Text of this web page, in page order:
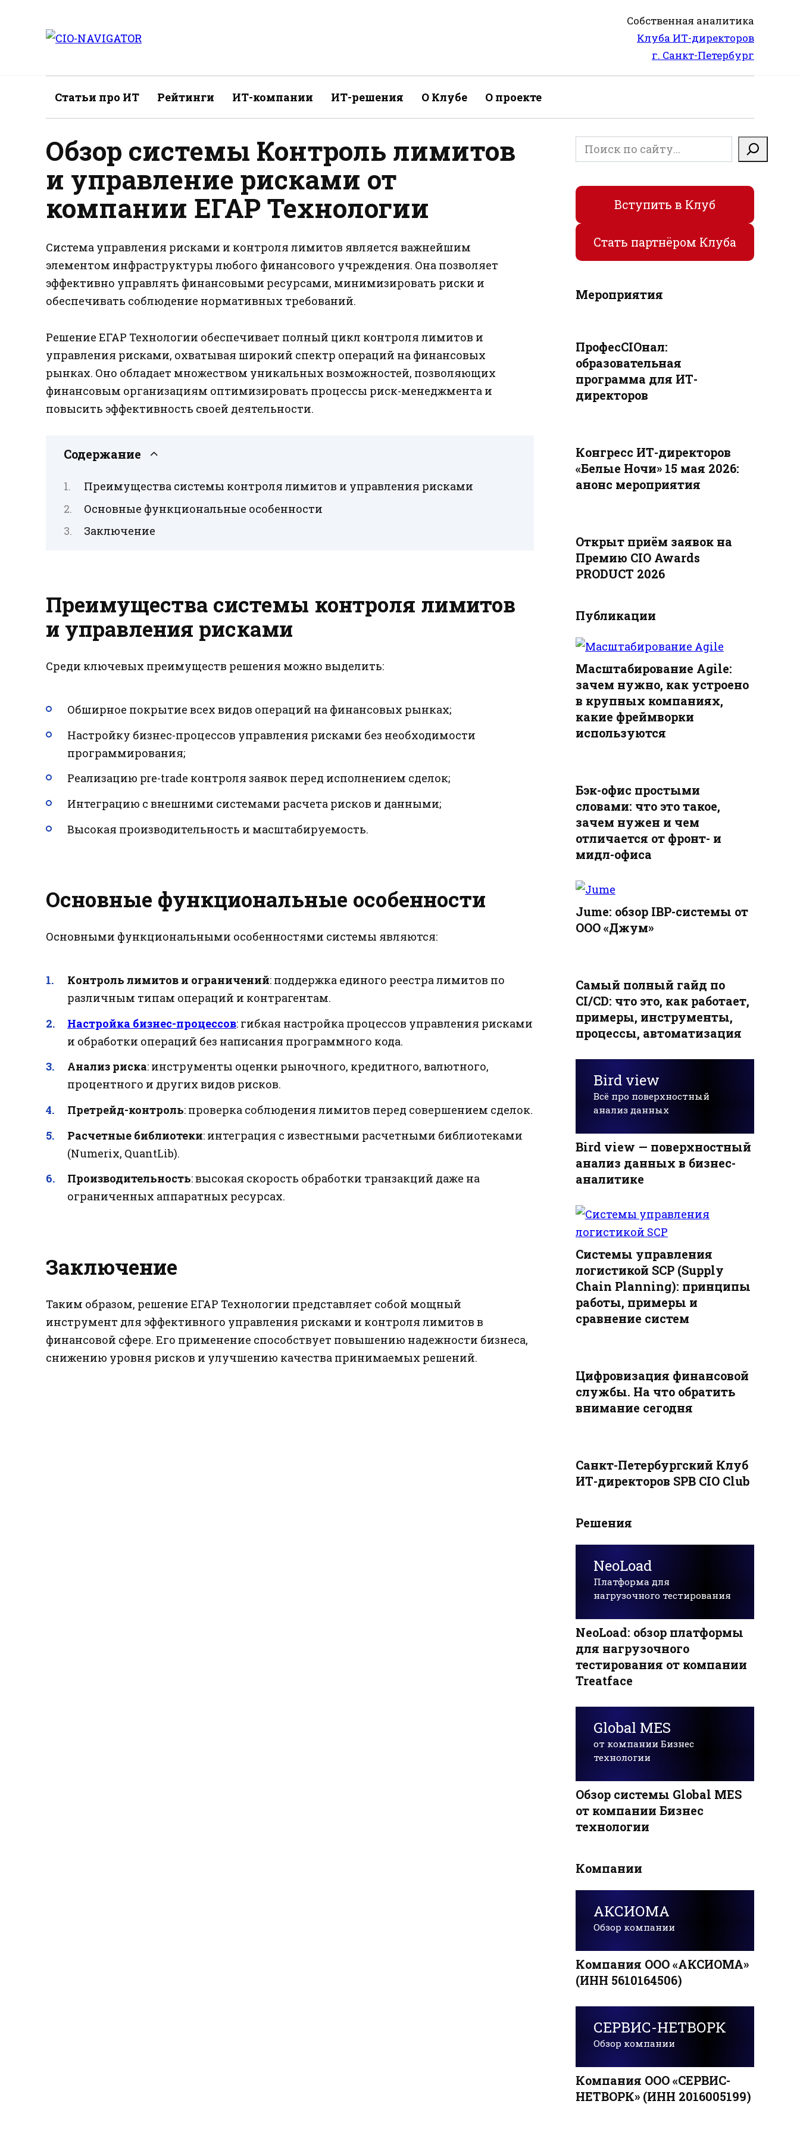
содержанию
Собственная аналитика
Клуба ИТ-директоров
г. Санкт-Петербург
Статьи про ИТ Рейтинги ИТ-компании ИТ-решения О Клубе О проекте
Обзор системы Контроль лимитов
и управление рисками от
компании ЕГАР Технологии
Система управления рисками и контроля лимитов является важнейшим
элементом инфраструктуры любого финансового учреждения. Она позволяет
эффективно управлять финансовыми ресурсами, минимизировать риски и
обеспечивать соблюдение нормативных требований.
Решение ЕГАР Технологии обеспечивает полный цикл контроля лимитов и
управления рисками, охватывая широкий спектр операций на финансовых
рынках. Оно обладает множеством уникальных возможностей, позволяющих
финансовым организациям оптимизировать процессы риск-менеджмента и
повысить эффективность своей деятельности.
Содержание
Преимущества системы контроля лимитов и управления рисками
Основные функциональные особенности
Заключение
Преимущества системы контроля лимитов
и управления рисками
Среди ключевых преимуществ решения можно выделить:
Обширное покрытие всех видов операций на финансовых рынках;
Настройку бизнес-процессов управления рисками без необходимости
программирования;
Реализацию pre-trade контроля заявок перед исполнением сделок;
Интеграцию с внешними системами расчета рисков и данными;
Высокая производительность и масштабируемость.
Основные функциональные особенности
Основными функциональными особенностями системы являются:
Контроль лимитов и ограничений: поддержка единого реестра лимитов по
различным типам операций и контрагентам.
Настройка бизнес-процессов: гибкая настройка процессов управления рисками
и обработки операций без написания программного кода.
Анализ риска: инструменты оценки рыночного, кредитного, валютного,
процентного и других видов рисков.
Претрейд-контроль: проверка соблюдения лимитов перед совершением сделок.
Расчетные библиотеки: интеграция с известными расчетными библиотеками
(Numerix, QuantLib).
Производительность: высокая скорость обработки транзакций даже на
ограниченных аппаратных ресурсах.
Заключение
Таким образом, решение ЕГАР Технологии представляет собой мощный
инструмент для эффективного управления рисками и контроля лимитов в
финансовой сфере. Его применение способствует повышению надежности бизнеса,
снижению уровня рисков и улучшению качества принимаемых решений.
Поиск
Вступить в Клуб
Стать партнёром Клуба
Мероприятия
ПрофесCIOнал:
образовательная
программа для ИТ-
директоров
Конгресс ИТ-директоров
«Белые Ночи» 15 мая 2026:
анонс мероприятия
Открыт приём заявок на
Премию CIO Awards
PRODUCT 2026
Публикации
Масштабирование Agile:
зачем нужно, как устроено
в крупных компаниях,
какие фреймворки
используются
Бэк-офис простыми
словами: что это такое,
зачем нужен и чем
отличается от фронт- и
мидл-офиса
Jume: обзор IBP-системы от
ООО «Джум»
Самый полный гайд по
CI/CD: что это, как работает,
примеры, инструменты,
процессы, автоматизация
Bird view
Всё про поверхностный
анализ данных
Bird view — поверхностный
анализ данных в бизнес-
аналитике
Системы управления
логистикой SCP (Supply
Chain Planning): принципы
работы, примеры и
сравнение систем
Цифровизация финансовой
службы. На что обратить
внимание сегодня
Санкт-Петербургский Клуб
ИТ-директоров SPB CIO Club
Решения
NeoLoad
Платформа для
нагрузочного тестирования
NeoLoad: обзор платформы
для нагрузочного
тестирования от компании
Treatface
Global MES
от компании Бизнес
технологии
Обзор системы Global MES
от компании Бизнес
технологии
Компании
АКСИОМА
Обзор компании
Компания ООО «АКСИОМА»
(ИНН 5610164506)
СЕРВИС-НЕТВОРК
Обзор компании
Компания ООО «СЕРВИС-
НЕТВОРК» (ИНН 2016005199)